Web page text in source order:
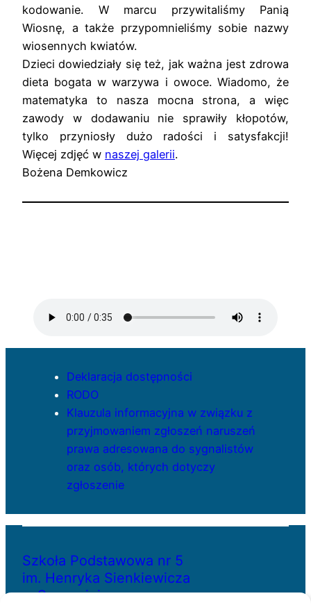
kodowanie. W marcu przywitaliśmy Panią
Wiosnę, a także przypomnieliśmy sobie nazwy
wiosennych kwiatów.
Dzieci dowiedziały się też, jak ważna jest zdrowa
dieta bogata w warzywa i owoce. Wiadomo, że
matematyka to nasza mocna strona, a więc
zawody w dodawaniu nie sprawiły kłopotów,
tylko przyniosły dużo radości i satysfakcji!
Więcej zdjęć w naszej galerii.
Bożena Demkowicz
Deklaracja dostępności
RODO
Klauzula informacyjna w związku z
przyjmowaniem zgłoszeń naruszeń
prawa adresowana do sygnalistów
oraz osób, których dotyczy
zgłoszenie
Szkoła Podstawowa nr 5
im. Henryka Sienkiewicza
w Szczecinie